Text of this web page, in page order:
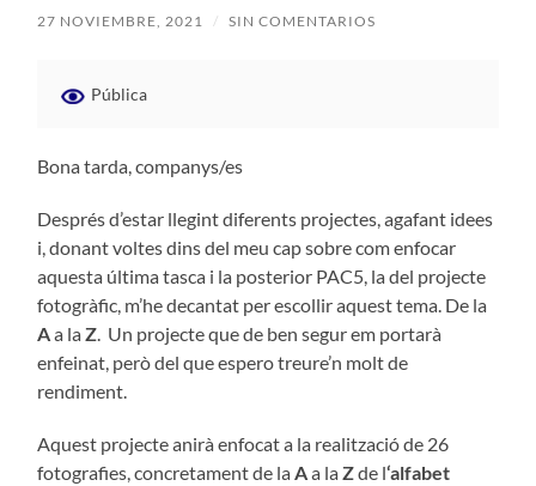
27 NOVIEMBRE, 2021 / SIN COMENTARIOS
Pública
Bona tarda, companys/es
Després d’estar llegint diferents projectes, agafant idees
i, donant voltes dins del meu cap sobre com enfocar
aquesta última tasca i la posterior PAC5, la del projecte
fotogràfic, m’he decantat per escollir aquest tema. De la
Aa laZ. Un projecte que de ben segur em portarà
enfeinat, però del que espero treure’n molt de
rendiment.
Aquest projecte anirà enfocat a la realització de 26
fotografies, concretament de laAa laZde l‘alfabet